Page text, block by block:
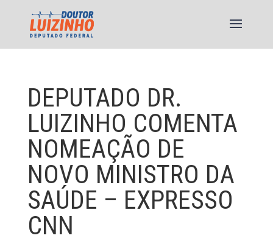
DEPUTADO DR.
LUIZINHO COMENTA
NOMEAÇÃO DE
NOVO MINISTRO DA
SAÚDE – EXPRESSO
CNN